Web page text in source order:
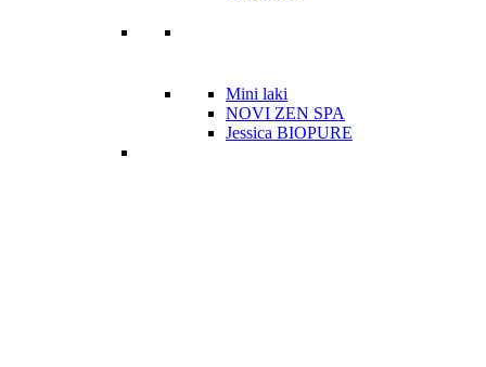
Mini laki
NOVI ZEN SPA
Jessica BIOPURE